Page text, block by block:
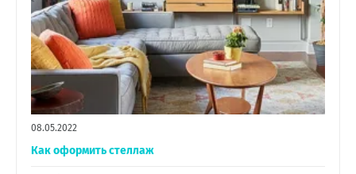
08.05.2022
Как оформить стеллаж